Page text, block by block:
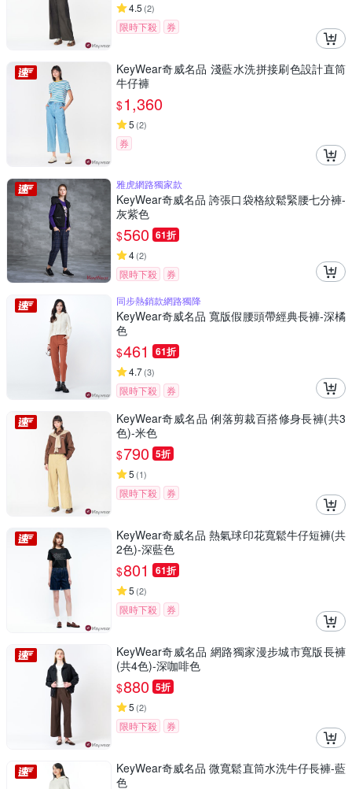
4.5 (2)
限時下殺 券
KeyWear奇威名品 淺藍水洗拼接刷色設計直筒
牛仔褲
$1,360
5 (2)
券
雅虎網路獨家款
KeyWear奇威名品 誇張口袋格紋鬆緊腰七分褲-
灰紫色
$560 61折
4(2)
限時下殺
券
同步熱銷款網路獨降
KeyWear奇威名品 寬版假腰頭帶經典長褲-深橘
色
$461 61折
4.7(3)
限時下殺 券
KeyWear奇威名品 俐落剪裁百搭修身長褲(共3
色)-米色
$790 5折
5 (1)
限時下殺 券
KeyWear奇威名品 熱氣球印花寬鬆牛仔短褲(共
2色)-深藍色
$801 61折
5 (2)
限時下殺 券
KeyWear奇威名品 網路獨家漫步城市寬版長褲
(共4色)-深咖啡色
$880 5折
5 (2)
限時下殺 券
KeyWear奇威名品 微寬鬆直筒水洗牛仔長褲-藍
色